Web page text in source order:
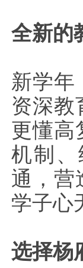
全新的
新学年
资深教
更懂高
机制
通，营
学子心
选择杨